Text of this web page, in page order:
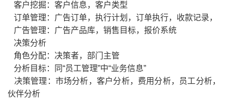
客户挖掘：客户信息，客户类型
订单管理：广告订单，执行计划，订单执行，收款记录，
广告管理：广告产品库，销售目标，报价系统
决策分析
角色分配：决策者，部门主管
分析目标：同“员工管理”中“业务信息”
决策管理：市场分析，客户分析，费用分析，员工分析，
伙伴分析